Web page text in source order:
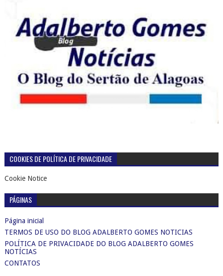
COOKIES DE POLÍTICA DE PRIVACIDADE
Cookie Notice
PÁGINAS
Página inicial
TERMOS DE USO DO BLOG ADALBERTO GOMES NOTICIAS
POLÍTICA DE PRIVACIDADE DO BLOG ADALBERTO GOMES
NOTÍCIAS
CONTATOS